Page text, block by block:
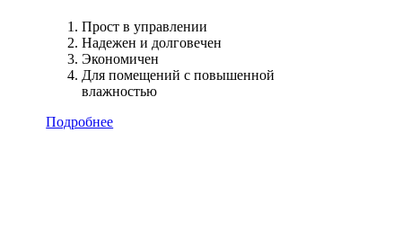
Прост в управлении
Надежен и долговечен
Экономичен
Для помещений с повышенной
влажностью
Подробнее